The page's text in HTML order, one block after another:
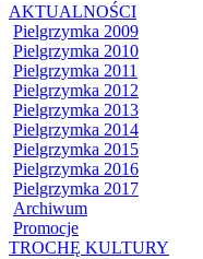
AKTUALNOŚCI
Pielgrzymka 2009
Pielgrzymka 2010
Pielgrzymka 2011
Pielgrzymka 2012
Pielgrzymka 2013
Pielgrzymka 2014
Pielgrzymka 2015
Pielgrzymka 2016
Pielgrzymka 2017
Archiwum
Promocje
TROCHĘ KULTURY